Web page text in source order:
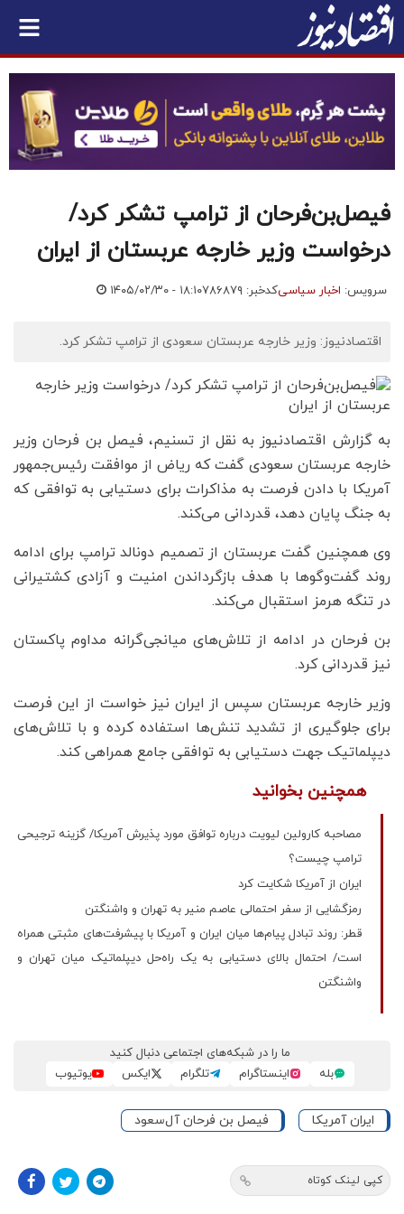
فیصل‌بن‌فرحان از ترامپ تشکر کرد/
درخواست وزیر خارجه عربستان از ایران
سرویس: اخبار سیاسیکدخبر: ۷۸۶۸۷۹ ۱۴۰۵/۰۲/۳۰ - ۱۸:۱۰
اقتصادنیوز: وزیر خارجه عربستان سعودی از ترامپ تشکر کرد.
به گزارش اقتصادنیوز به نقل از تسنیم، فیصل بن فرحان وزیر
خارجه عربستان سعودی گفت که ریاض از موافقت رئیس‌جمهور
آمریکا با دادن فرصت به مذاکرات برای دستیابی به توافقی که
به جنگ پایان دهد، قدردانی می‌کند.
وی همچنین گفت عربستان از تصمیم دونالد ترامپ برای ادامه
روند گفت‌وگوها با هدف بازگرداندن امنیت و آزادی کشتیرانی
در تنگه هرمز استقبال می‌کند.
بن فرحان در ادامه از تلاش‌های میانجی‌گرانه مداوم پاکستان
نیز قدردانی کرد.
وزیر خارجه عربستان سپس از ایران نیز خواست از این فرصت
برای جلوگیری از تشدید تنش‌ها استفاده کرده و با تلاش‌های
دیپلماتیک جهت دستیابی به توافقی جامع همراهی کند.
همچنین بخوانید
مصاحبه کارولین لیویت درباره توافق مورد پذیرش آمریکا/ گزینه ترجیحی
ترامپ چیست؟
ایران از آمریکا شکایت کرد
رمزگشایی از سفر احتمالی عاصم منیر به تهران و واشنگتن
قطر: روند تبادل پیام‌ها میان ایران و آمریکا با پیشرفت‌های مثبتی همراه
است/ احتمال بالای دستیابی به یک راه‌حل دیپلماتیک میان تهران و
واشنگتن
ما را در شبکه‌های اجتماعی دنبال کنید
بله
اینستاگرام تلگرام ایکس یوتیوب
ایران آمریکا فیصل بن فرحان آل‌سعود
کپی لینک کوتاه